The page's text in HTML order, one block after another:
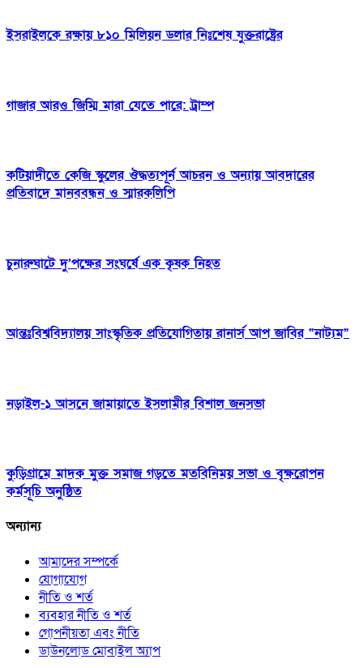
ইসরাইলকে রক্ষায় ৮১০ মিলিয়ন ডলার নিঃশেষ যুক্তরাষ্ট্রের
গাজার আরও জিম্মি মারা যেতে পারে: ট্রাম্প
কটিয়াদীতে কেজি স্কুলের ঔদ্ধত্যপূর্ন আচরন ও অন্যায় আবদারের
প্রতিবাদে মানববন্ধন ও স্মারকলিপি
চুনারুঘাটে দু’পক্ষের সংঘর্ষে এক কৃষক নিহত
আন্তঃবিশ্ববিদ্যালয় সাংস্কৃতিক প্রতিযোগিতায় রানার্স আপ জাবির “নাট্যম”
নড়াইল-১ আসনে জামায়াতে ইসলামীর বিশাল জনসভা
কুড়িগ্রামে মাদক মুক্ত সমাজ গড়তে মতবিনিময় সভা ও বৃক্ষরোপন
কর্মসূচি অনুষ্ঠিত
অন্যান্য
আমাদের সম্পর্কে
যোগাযোগ
নীতি ও শর্ত
ব্যবহার নীতি ও শর্ত
গোপনীয়তা এবং নীতি
ডাউনলোড মোবাইল অ্যাপ